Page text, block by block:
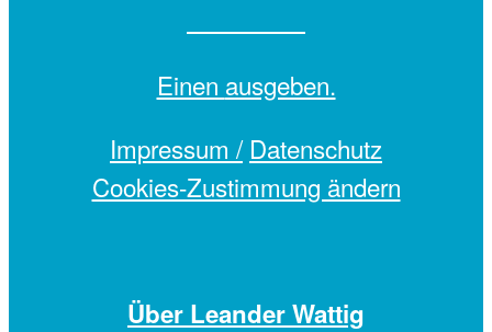
Einen ausgeben.
Impressum / Datenschutz
Cookies-Zustimmung ändern
Über Leander Wattig